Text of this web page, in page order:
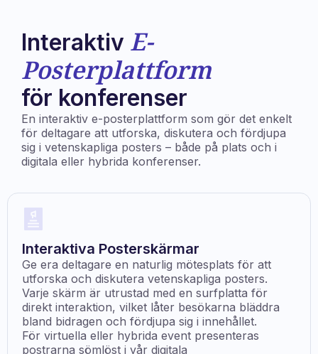
Interaktiv E-
Posterplattform
för konferenser
En interaktiv e-posterplattform som gör det enkelt
för deltagare att utforska, diskutera och fördjupa
sig i vetenskapliga posters – både på plats och i
digitala eller hybrida konferenser.
Interaktiva Posterskärmar
Ge era deltagare en naturlig mötesplats för att
utforska och diskutera vetenskapliga posters.
Varje skärm är utrustad med en surfplatta för
direkt interaktion, vilket låter besökarna bläddra
bland bidragen och fördjupa sig i innehållet.
För virtuella eller hybrida event presenteras
postrarna sömlöst i vår digitala